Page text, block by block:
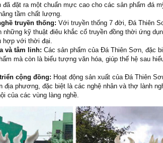
đặt ra một chuẩn mực cao cho các sản phẩm đá
tầm chất lượng.
truyền thống: Với truyền thống 7 đời, Đá Thiên
kỹ thuật điêu khắc cổ truyền đồng thời ứng
hợp với thời đại.
và tâm linh: Các sản phẩm của Đá Thiên Sơn, đặc
mà còn là biểu tượng văn hóa, giúp thế hệ sau
cộng đồng: Hoạt động sản xuất của Đá Thiên
địa phương, đặc biệt là các nghệ nhân và thợ lành
của các vùng làng nghề.